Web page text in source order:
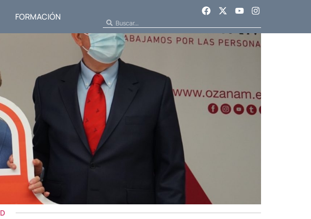
FORMACIÓN